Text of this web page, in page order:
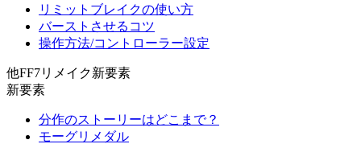
リミットブレイクの使い方
バーストさせるコツ
操作方法/コントローラー設定
他FF7リメイク新要素
新要素
分作のストーリーはどこまで？
モーグリメダル